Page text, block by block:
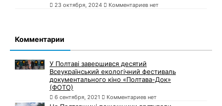
23 октября, 2024 Комментариев нет
Комментарии
У Полтаві завершився десятий
Всеукраїнський екологічний фестиваль
документального кіно «Полтава-Док»
(ФОТО)
6 сентября, 2021 Комментариев нет